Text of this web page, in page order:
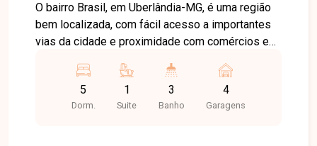
O bairro Brasil, em Uberlândia-MG, é uma região
bem localizada, com fácil acesso a importantes
vias da cidade e proximidade com comércios e
sacada frontal, sala de jantar, 4 quartos sendo 1
suíte (3 com armários e 1 com jardim de inverno),
banheiro social com box, cozinha com armários e
5
Dorm.
1
Suite
3
Banho
4
Garagens